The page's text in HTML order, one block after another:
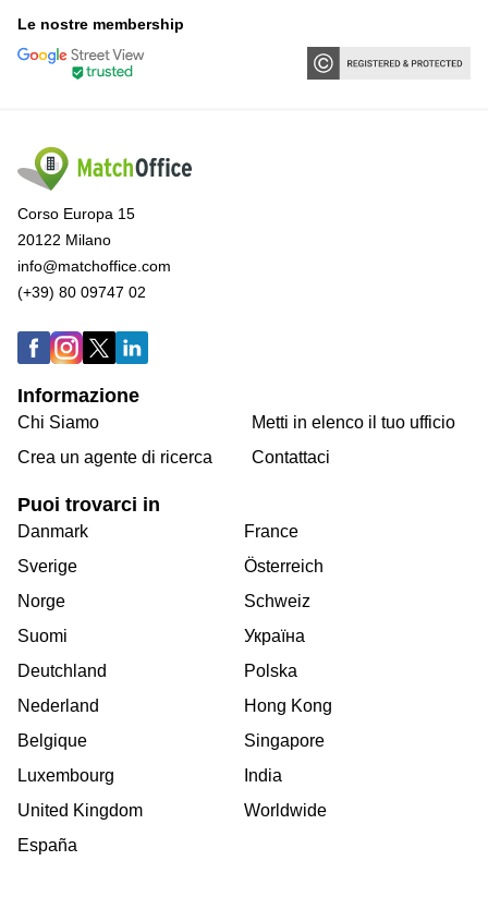
Le nostre membership
Corso Europa 15
20122 Milano
info@matchoffice.com
(+39) 80 09747 02
Informazione
Chi Siamo
Crea un agente di ricerca
Metti in elenco il tuo ufficio
Contattaci
Puoi trovarci in
Danmark
Sverige
Norge
Suomi
Deutchland
Nederland
Belgique
Luxembourg
United Kingdom
España
France
Österreich
Schweiz
Україна
Polska
Hong Kong
Singapore
India
Worldwide